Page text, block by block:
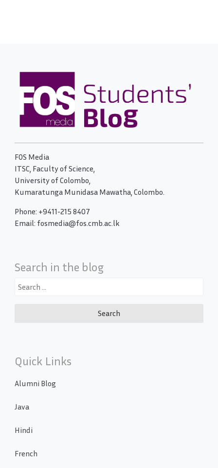
FOS Media
ITSC, Faculty of Science,
University of Colombo,
Kumaratunga Munidasa Mawatha, Colombo.
Phone: +9411-215 8407
Email: fosmedia@fos.cmb.ac.lk
Search in the blog
Search
Quick Links
Alumni Blog
Java
Hindi
French